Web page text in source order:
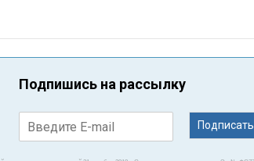
Подпишись на рассылку